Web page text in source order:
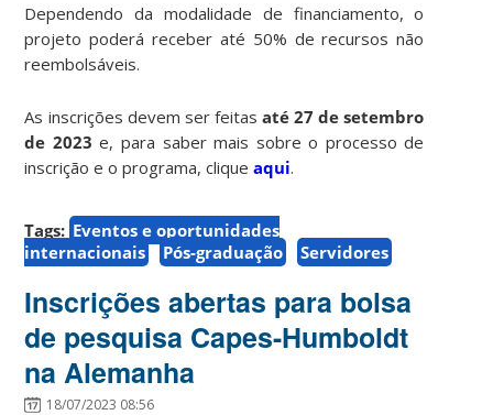
Dependendo da modalidade de financiamento, o
projeto poderá receber até 50% de recursos não
reembolsáveis.
As inscrições devem ser feitas até 27 de setembro
de 2023 e, para saber mais sobre o processo de
inscrição e o programa, cliqueaqui.
Tags: Eventos e oportunidades
internacionais
Pós-graduação Servidores
Inscrições abertas para bolsa
de pesquisa Capes-Humboldt
na Alemanha
18/07/2023 08:56